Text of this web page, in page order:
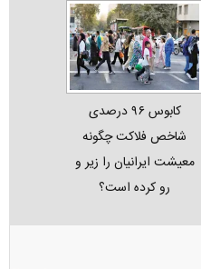
کابوس ۹۶ درصدی
شاخص فلاکت چگونه
معیشت ایرانیان را زیر و
رو کرده است؟